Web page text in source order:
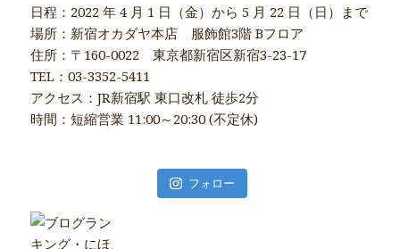
日程：2022 年 4 月 1 日（金）から 5 月 22 日（日）まで
場所：新宿オカダヤ本店 服飾館3階 Bフロア
住所：〒160-0022 東京都新宿区新宿3-23-17
TEL：03-3352-5411
アクセス：JR新宿駅 東口改札 徒歩2分
時間：短縮営業 11:00～20:30 (不定休)
フォロー